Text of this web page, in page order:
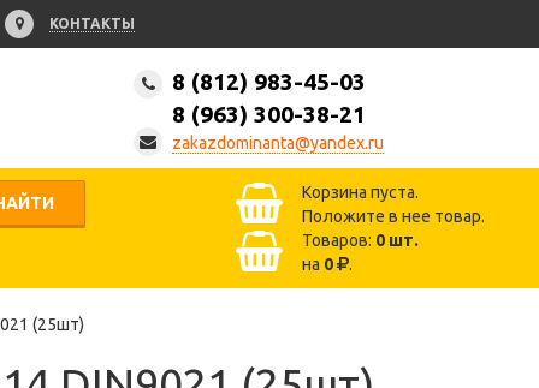
КОНТАКТЫ
8 (812) 983-45-03
8 (963) 300-38-21
zakazdominanta@yandex.ru
Корзина пуста.
Положите в нее товар.
Товаров: 0 шт.
на 0 .
(25шт)